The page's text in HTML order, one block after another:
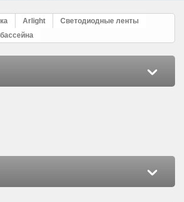
Arlight
Светодиодные ленты